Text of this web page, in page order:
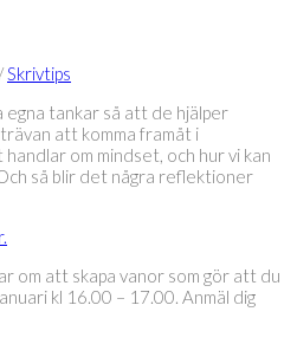
/Skrivtips
egna tankar så att de hjälper
att komma framåt i
om mindset, och hur vi kan
så blir det några reflektioner
om att skapa vanor som gör att du
kl 16.00 – 17.00. Anmäl dig